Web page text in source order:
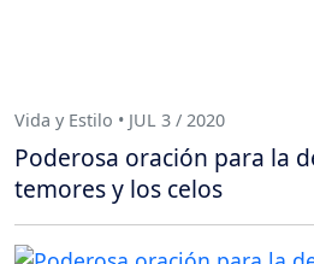
Vida y Estilo • JUL 3 / 2020
Poderosa oración para la
temores y los celos